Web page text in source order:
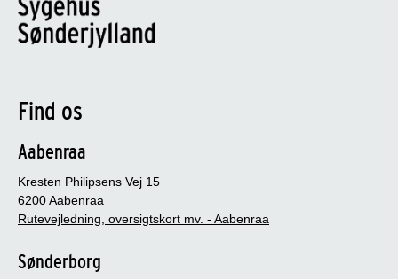
Find os
Aabenraa
Kresten Philipsens Vej 15
6200 Aabenraa
Rutevejledning, oversigtskort mv. - Aabenraa
Sønderborg